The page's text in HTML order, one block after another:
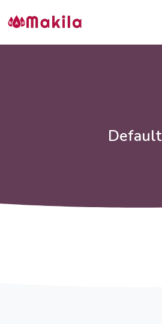
Default